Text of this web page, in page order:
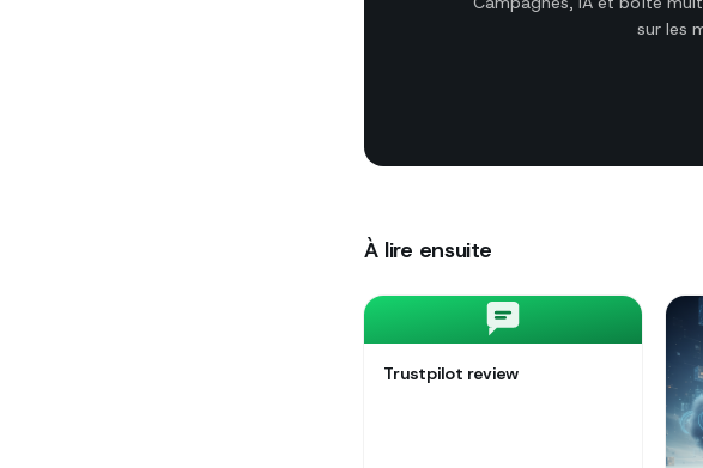
sur les
À lire ensuite
Trustpilot review